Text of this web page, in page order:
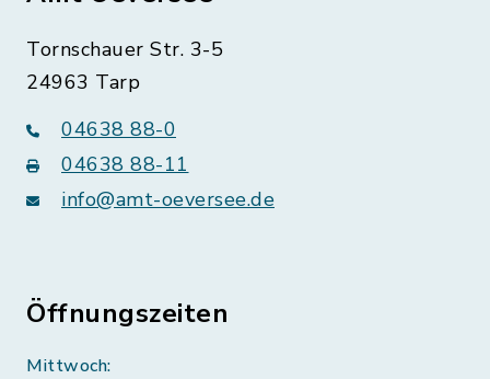
Tornschauer Str. 3-5
24963 Tarp
04638 88-0
04638 88-11
info@amt-oeversee.de
Öffnungszeiten
Mittwoch: